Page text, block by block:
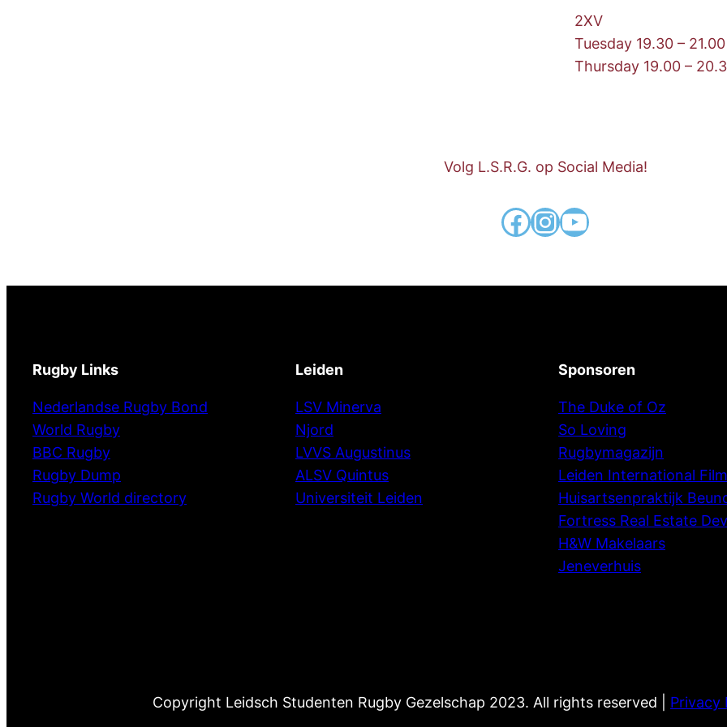
2XV
Tuesday 19.30 – 21.00
Thursday 19.00 –
Volg L.S.R.G. op Social Media!
Facebook
Instagram
YouTube
Rugby Links
Nederlandse Rugby Bond
World Rugby
BBC Rugby
Rugby Dump
Rugby World directory
Leiden
LSV Minerva
Njord
LVVS Augustinus
ALSV Quintus
Universiteit Leiden
Sponsoren
The Duke of Oz
So Loving
Rugbymagazijn
Leiden International
Huisartsenpraktijk
Fortress Real Estate
H&W Makelaars
Jeneverhuis
Copyright Leidsch Studenten Rugby Gezelschap 2023. All rights reserved | Privacy